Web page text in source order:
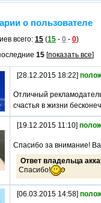
о пользователе
всего: 15 (15 - 0 - 0)
15 [показать все]
[28.12.2015 18:22]
Отличный
счастья в жизни
[19.12.2015 11:10]
Спасибо за внимание!
Ответ владельца
Спасибо!
[06.03.2015 14:58]